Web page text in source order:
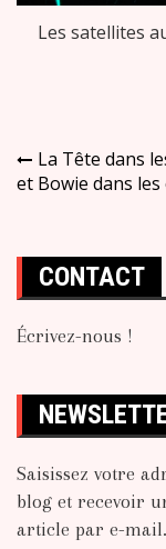
Les satellites
Navigation
de
La Tête dans
et Bowie dans
CONTACT
Écrivez-nous !
Saisissez votre
blog et recevoir
article par e-mail.